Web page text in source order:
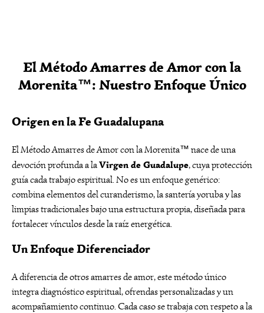
El Método Amarres de Amor con la
Morenita™: Nuestro Enfoque Único
Origen en la Fe Guadalupana
El Método Amarres de Amor con la Morenita™ nace de una
devoción profunda a laVirgen de Guadalupe, cuya protección
guía cada trabajo espiritual. No es un enfoque genérico:
combina elementos del curanderismo, la santería yoruba y las
limpias tradicionales bajo una estructura propia, diseñada para
fortalecer vínculos desde la raíz energética.
Un Enfoque Diferenciador
A diferencia de otros amarres de amor, este método único
integra diagnóstico espiritual, ofrendas personalizadas y un
acompañamiento continuo. Cada caso se trabaja con respeto a la